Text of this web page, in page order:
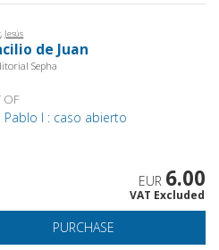
Jesús
de Juan
Sepha
OF
Pablo I : caso abierto
EUR 6.00
VAT Excluded
PURCHASE